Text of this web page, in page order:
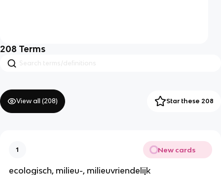
208 Terms
View all (208) Star these 208
1 New cards
ecologisch, milieu-, milieuvriendelijk